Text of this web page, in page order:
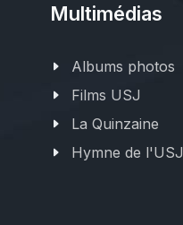
Multimédias
Albums photos
Films USJ
La Quinzaine
Hymne de l'USJ